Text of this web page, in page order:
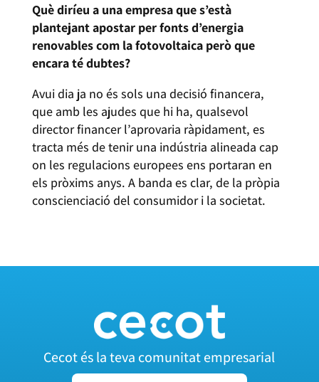
Què diríeu a una empresa que s’està
plantejant apostar per fonts d’energia
renovables com la fotovoltaica però que
encara té dubtes?
Avui dia ja no és sols una decisió financera,
que amb les ajudes que hi ha, qualsevol
director financer l’aprovaria ràpidament, es
tracta més de tenir una indústria alineada cap
on les regulacions europees ens portaran en
els pròxims anys. A banda es clar, de la pròpia
conscienciació del consumidor i la societat.
Cecot és la teva comunitat empresarial